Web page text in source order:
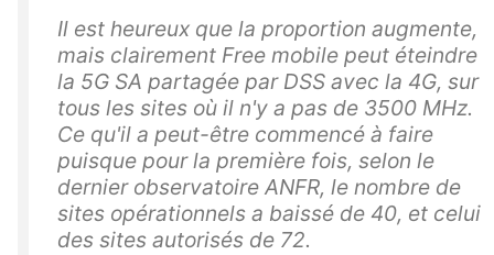
Il est heureux que la proportion augmente,
mais clairement Free mobile peut éteindre
la 5G SA partagée par DSS avec la 4G, sur
tous les sites où il n'y a pas de 3500 MHz.
Ce qu'il a peut-être commencé à faire
puisque pour la première fois, selon le
dernier observatoire ANFR, le nombre de
sites opérationnels a baissé de 40, et celui
des sites autorisés de 72.